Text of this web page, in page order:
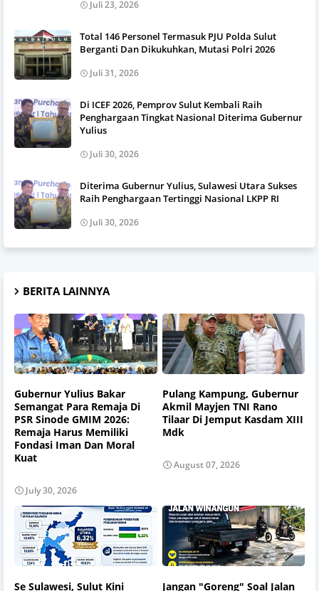
Juli 23, 2026
Total 146 Personel Termasuk PJU Polda Sulut
Berganti Dan Dikukuhkan, Mutasi Polri 2026
Juli 31, 2026
Di ICEF 2026, Pemprov Sulut Kembali Raih
Penghargaan Tingkat Nasional Diterima Gubernur
Yulius
Juli 30, 2026
Diterima Gubernur Yulius, Sulawesi Utara Sukses
Raih Penghargaan Tertinggi Nasional LKPP RI
Juli 30, 2026
BERITA LAINNYA
Gubernur Yulius Bakar
Semangat Para Remaja Di
PSR Sinode GMIM 2026:
Remaja Harus Memiliki
Fondasi Iman Dan Moral
Kuat
July 30, 2026
Pulang Kampung, Gubernur
Akmil Mayjen TNI Rano
Tilaar Di Jemput Kasdam XIII
Mdk
August 07, 2026
Se Sulawesi, Sulut Kini Jangan "Goreng" Soal Jalan